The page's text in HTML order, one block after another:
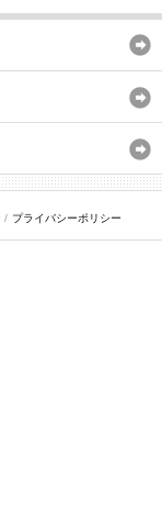
プライバシーポリシー